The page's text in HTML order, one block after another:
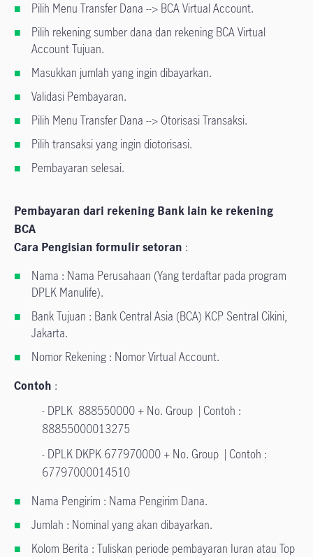
Pilih Menu Transfer Dana --> BCA Virtual Account.
Pilih rekening sumber dana dan rekening BCA Virtual
Account Tujuan.
Masukkan jumlah yang ingin dibayarkan.
Validasi Pembayaran.
Pilih Menu Transfer Dana --> Otorisasi Transaksi.
Pilih transaksi yang ingin diotorisasi.
Pembayaran selesai.
Pembayaran dari rekening Bank lain ke rekening
BCA
Cara Pengisian formulir setoran :
Nama : Nama Perusahaan (Yang terdaftar pada program
DPLK Manulife).
Bank Tujuan : Bank Central Asia (BCA) KCP Sentral Cikini,
Jakarta.
Nomor Rekening : Nomor Virtual Account.
Contoh :
- DPLK 888550000 + No. Group | Contoh :
88855000013275
- DPLK DKPK 677970000 + No. Group | Contoh :
67797000014510
Nama Pengirim : Nama Pengirim Dana.
Jumlah : Nominal yang akan dibayarkan.
Kolom Berita : Tuliskan periode pembayaran Iuran atau Top